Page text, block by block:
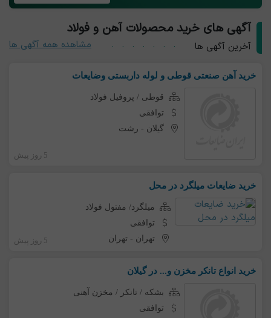
آگهی های خرید محصولات آهن و فولاد
آخرین آگهی ها مشاهده همه آگهی ها
خرید آهن صنعتی قوطی و لوله داربستی وضایعات
قوطی / پروفیل فولاد
توافقی
گیلان - رشت
5 روز پیش
خرید ضایعات میلگرد در محل
میلگرد/ مفتول فولاد
توافقی
تهران - تهران 5 روز پیش
خرید انواع تانکر مخزن و... در گیلان
بشکه / تانکر / مخزن آهنی
توافقی